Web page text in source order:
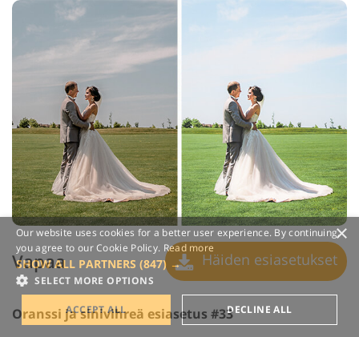
Vapaa Häiden esiasetukset
Oranssi ja sinivihreä esiasetus #33
×
Our website uses cookies for a better user experience. By continuing,
you agree to our Cookie Policy. Read more
SHOW ALL PARTNERS (847) →
SELECT MORE OPTIONS
ACCEPT ALL DECLINE ALL